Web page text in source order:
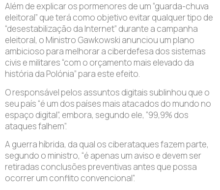
Além de explicar os pormenores de um “guarda-chuva
eleitoral” que terá como objetivo evitar qualquer tipo de
“desestabilização da Internet” durante a campanha
eleitoral, o Ministro Gawkowski anunciou um plano
ambicioso para melhorar a ciberdefesa dos sistemas
civis e militares “com o orçamento mais elevado da
história da Polónia” para este efeito.
O responsável pelos assuntos digitais sublinhou que o
seu país “é um dos países mais atacados do mundo no
espaço digital”, embora, segundo ele, “99,9% dos
ataques falhem”.
A guerra híbrida, da qual os ciberataques fazem parte,
segundo o ministro, “é apenas um aviso e devem ser
retiradas conclusões preventivas antes que possa
ocorrer um conflito convencional”.